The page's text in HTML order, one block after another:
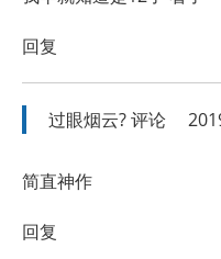
回复
过眼烟云?评论
简直神作
回复